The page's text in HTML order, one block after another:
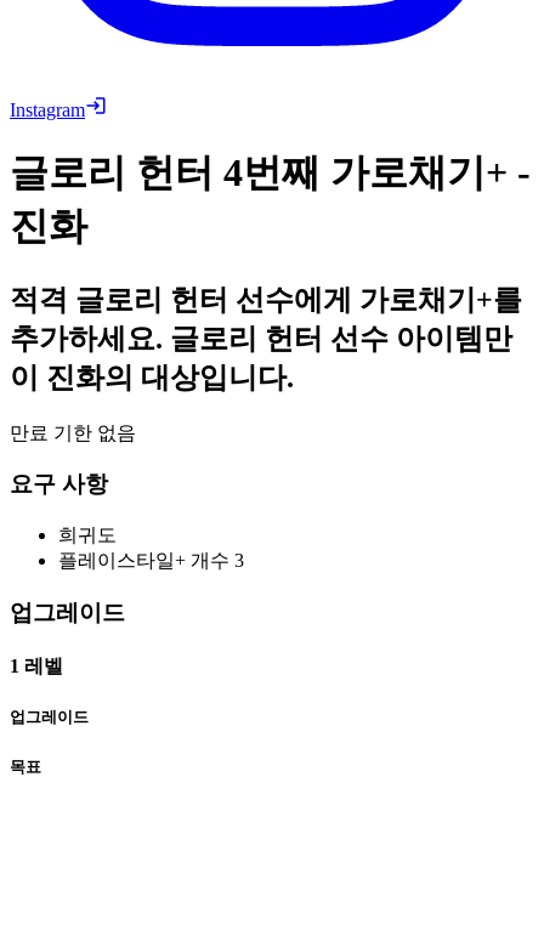
Instagram
글로리 헌터 4번째 가로채기+ -
진화
적격 글로리 헌터 선수에게 가로채기+를
추가하세요. 글로리 헌터 선수 아이템만
이 진화의 대상입니다.
만료 기한 없음
요구 사항
희귀도
플레이스타일+ 개수 3
업그레이드
1 레벨
업그레이드
목표